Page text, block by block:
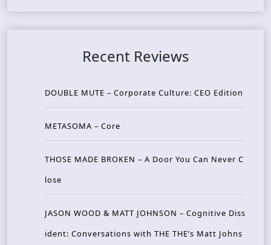
Recent Reviews
DOUBLE MUTE – Corporate Culture: CEO Edition
METASOMA – Core
THOSE MADE BROKEN – A Door You Can Never C
lose
JASON WOOD & MATT JOHNSON – Cognitive Diss
ident: Conversations with THE THE’s Matt Johns